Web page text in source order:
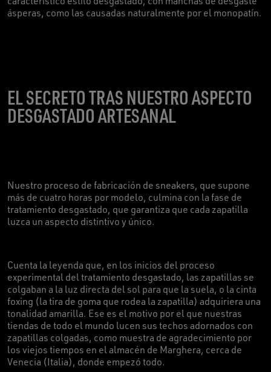
ásperas, como las causadas naturalmente por el monopatín.
EL SECRETO TRAS NUESTRO ASPECTO
DESGASTADO ARTESANAL
Nuestro proceso de fabricación de sneakers, que supone
más de cuatro horas por modelo, culmina con la fase de
tratamiento desgastado, que garantiza que cada zapatilla
luzca un aspecto distintivo y único.
Cuenta la leyenda que, en los inicios del proceso
experimental del tratamiento desgastado, las zapatillas se
colgaban a la luz directa del sol para que la suela, o la cinta
foxing (la tira de goma que rodea la zapatilla) adquiriera una
tonalidad amarilla. Ese es el motivo por el que nuestras
tiendas de todo el mundo lucen sus techos adornados con
zapatillas colgadas, como muestra de agradecimiento por
los viejos tiempos en el almacén de Marghera, cerca de
Venecia (Italia), donde empezó todo.